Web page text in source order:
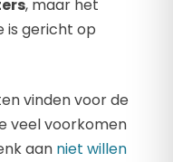
, maar het
is gericht op
vinden voor de
veel voorkomen
aan niet willen